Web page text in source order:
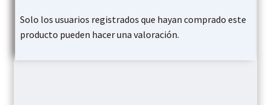
Solo los usuarios registrados que hayan comprado este
producto pueden hacer una valoración.